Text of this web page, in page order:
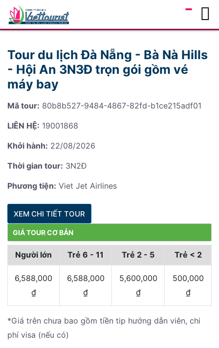
Tour du lịch Đà Nẵng - Bà Nà Hills
- Hội An 3N3Đ trọn gói gồm vé
máy bay
Mã tour: 80b8b527-9484-4867-82fd-b1ce215adf01
LIÊN HỆ: 19001868
Khởi hành: 22/08/2026
Thời gian tour: 3N2Đ
Phương tiện: Viet Jet Airlines
XEM CHI TIẾT TOUR
GIÁ TOUR CƠ BẢN
Người lớn Trẻ 6 - 11 Trẻ 2 - 5 Trẻ < 2
6,588,000
₫
6,588,000
₫
5,600,000
₫
500,000
₫
*Giá trên chưa bao gồm tiền tip hướng dẫn viên, chi
phí visa (nếu có)